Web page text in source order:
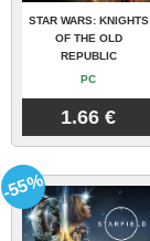
STAR WARS: KNIGHTS
OF THE OLD
REPUBLIC
PC
1.66 €
-55%